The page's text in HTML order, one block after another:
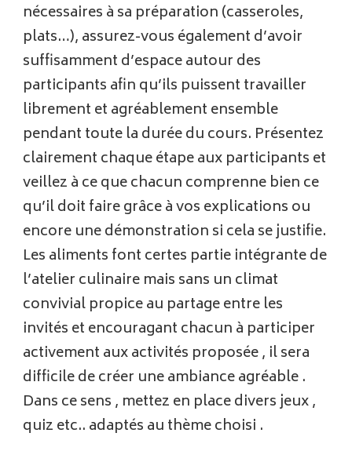
nécessaires à sa préparation (casseroles,
plats…), assurez-vous également d’avoir
suffisamment d’espace autour des
participants afin qu’ils puissent travailler
librement et agréablement ensemble
pendant toute la durée du cours. Présentez
clairement chaque étape aux participants et
veillez à ce que chacun comprenne bien ce
qu’il doit faire grâce à vos explications ou
encore une démonstration si cela se justifie.
Les aliments font certes partie intégrante de
l’atelier culinaire mais sans un climat
convivial propice au partage entre les
invités et encouragant chacun à participer
activement aux activités proposée , il sera
difficile de créer une ambiance agréable .
Dans ce sens , mettez en place divers jeux ,
quiz etc.. adaptés au thème choisi .